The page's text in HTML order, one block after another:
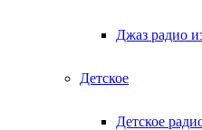
Джаз радио
Детское
Детское